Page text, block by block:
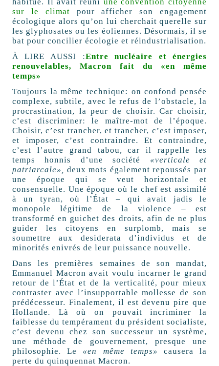
sur le climat pour afficher son engagement
écologique alors qu’on lui cherchait querelle sur
les glyphosates ou les éoliennes. Désormais, il se
bat pour concilier écologie et réindustrialisation.
À LIRE AUSSI :Entre nucléaire et énergies
renouvelables, Macron fait du «en même
temps»
Toujours la même technique: on confond pensée
complexe, subtile, avec le refus de l’obstacle, la
procrastination, la peur de choisir. Car choisir,
c’est discriminer: le maître-mot de l’époque.
Choisir, c’est trancher, et trancher, c’est imposer,
et imposer, c’est contraindre. Et contraindre,
c’est l’autre grand tabou, car il rappelle les
temps honnis d’une société «verticale et
patriarcale»,
deux mots également repoussés par
une époque qui se veut horizontale et
consensuelle. Une époque où le chef est assimilé
à un tyran, où l’État – qui avait jadis le
monopole légitime de la violence – est
transformé en guichet des droits, afin de ne plus
guider les citoyens en surplomb, mais se
soumettre aux desiderata d’individus et de
minorités enivrés de leur puissance nouvelle.
Dans les premières semaines de son mandat,
Emmanuel Macron avait voulu incarner le grand
retour de l’État et de la verticalité, pour mieux
contraster avec l’insupportable mollesse de son
prédécesseur. Finalement, il est devenu pire que
Hollande. Là où on pouvait incriminer la
faiblesse du tempérament du président socialiste,
c’est devenu chez son successeur un système,
une méthode de gouvernement, presque une
philosophie. Le «en même temps» causera la
perte du quinquennat Macron.